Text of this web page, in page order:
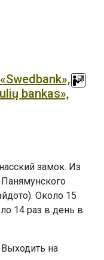
bankas»,
замок. Из
Около 15
14 раз в день в
на